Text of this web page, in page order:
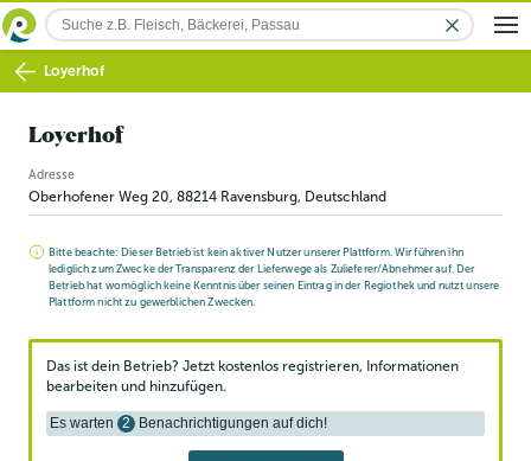
Loyerhof
Loyerhof
Adresse
Oberhofener Weg 20, 88214 Ravensburg, Deutschland
Bitte beachte: Dieser Betrieb ist kein aktiver Nutzer unserer Plattform. Wir führen ihn
lediglich zum Zwecke der Transparenz der Lieferwege als Zulieferer/Abnehmer auf. Der
Betrieb hat womöglich keine Kenntnis über seinen Eintrag in der Regiothek und nutzt unsere
Plattform nicht zu gewerblichen Zwecken.
Das ist dein Betrieb? Jetzt kostenlos registrieren, Informationen
bearbeiten und hinzufügen.
Es warten 2 Benachrichtigungen auf dich!